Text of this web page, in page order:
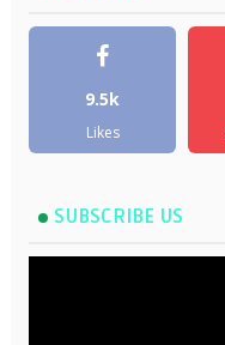
9.5k
Likes
SUBSCRIBE US